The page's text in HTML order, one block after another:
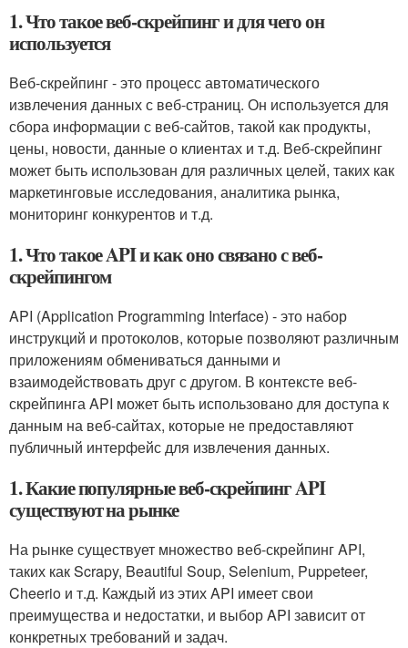
1. Что такое веб-скрейпинг и для чего он
используется
Веб-скрейпинг - это процесс автоматического
извлечения данных с веб-страниц. Он используется для
сбора информации с веб-сайтов, такой как продукты,
цены, новости, данные о клиентах и т.д. Веб-скрейпинг
может быть использован для различных целей, таких как
маркетинговые исследования, аналитика рынка,
мониторинг конкурентов и т.д.
1. Что такое API и как оно связано с веб-
скрейпингом
API (Application Programming Interface) - это набор
инструкций и протоколов, которые позволяют различным
приложениям обмениваться данными и
взаимодействовать друг с другом. В контексте веб-
скрейпинга API может быть использовано для доступа к
данным на веб-сайтах, которые не предоставляют
публичный интерфейс для извлечения данных.
1. Какие популярные веб-скрейпинг API
существуют на рынке
На рынке существует множество веб-скрейпинг API,
таких как Scrapy, Beautiful Soup, Selenium, Puppeteer,
Cheerio и т.д. Каждый из этих API имеет свои
преимущества и недостатки, и выбор API зависит от
конкретных требований и задач.